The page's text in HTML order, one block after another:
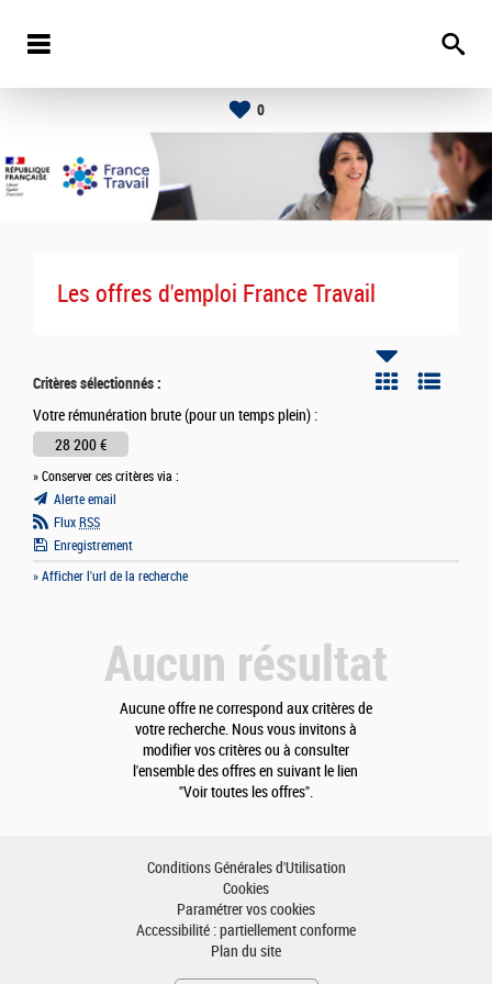
0
Les offres d'emploi France Travail
Critères sélectionnés :
Votre rémunération brute (pour un temps plein) :
28 200 €
» Conserver ces critères via :
Alerte email
Flux RSS
Enregistrement
» Afficher l'url de la recherche
Aucun résultat
Aucune offre ne correspond aux critères de
votre recherche. Nous vous invitons à
modifier vos critères ou à consulter
l'ensemble des offres en suivant le lien
"Voir toutes les offres".
Conditions Générales d'Utilisation
Cookies
Paramétrer vos cookies
Accessibilité : partiellement conforme
Plan du site